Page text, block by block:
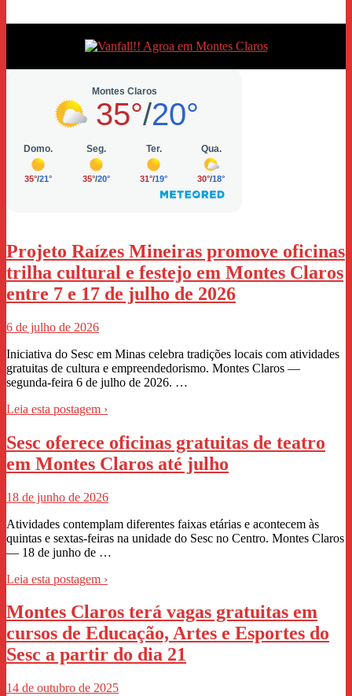
Projeto Raízes Mineiras promove oficinas
trilha cultural e festejo em Montes Claros
entre 7 e 17 de julho de 2026
6 de julho de 2026
Iniciativa do Sesc em Minas celebra tradições locais com atividades
gratuitas de cultura e empreendedorismo. Montes Claros —
segunda-feira 6 de julho de 2026. …
Leia esta postagem ›
Sesc oferece oficinas gratuitas de teatro
em Montes Claros até julho
18 de junho de 2026
Atividades contemplam diferentes faixas etárias e acontecem às
quintas e sextas-feiras na unidade do Sesc no Centro. Montes Claros
— 18 de junho de …
Leia esta postagem ›
Montes Claros terá vagas gratuitas em
cursos de Educação, Artes e Esportes do
Sesc a partir do dia 21
14 de outubro de 2025